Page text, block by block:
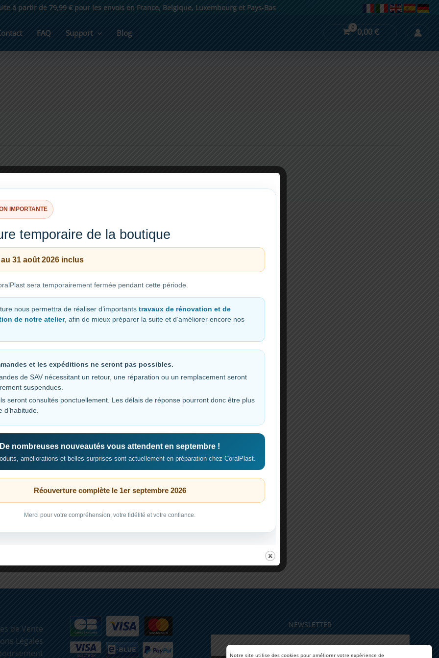
Notre site utilise des cookies pour améliorer votre expérience de
à partir de 79,99 € pour les envois en France, Belgique, Luxembourg et Pays-Bas
FAQ Support Blog 0,00€
de Vente
Légales
NEWSLETTER
IMPORTANTE
temporaire de la boutique
31 août 2026 inclus
sera temporairement fermée pendant cette période.
nous permettra de réaliser d’importants travaux de rénovation et de
de notre atelier, afin de mieux préparer la suite et d’améliorer encore nos
et les expéditions ne seront pas possibles.
de SAV nécessitant un retour, une réparation ou un remplacement seront
suspendues.
seront consultés ponctuellement. Les délais de réponse pourront donc être plus
d’habitude.
De nombreuses nouveautés vous attendent en septembre !
améliorations et belles surprises sont actuellement en préparation chez CoralPlast.
Réouverture complète le 1er septembre 2026
Merci pour votre compréhension, votre fidélité et votre confiance.